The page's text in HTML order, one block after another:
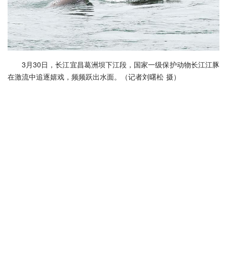
3月30日，长江宜昌葛洲坝下江段，国家一级保护动物长江江豚
在激流中追逐嬉戏，频频跃出水面。（记者刘曙松 摄）